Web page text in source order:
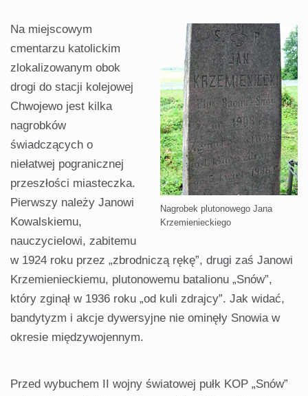
Nagrobek plutonowego Jana
Krzemienieckiego
Na miejscowym
cmentarzu katolickim
zlokalizowanym obok
drogi do stacji kolejowej
Chwojewo jest kilka
nagrobków
świadczących o
niełatwej pogranicznej
przeszłości miasteczka.
Pierwszy należy Janowi
Kowalskiemu,
nauczycielowi, zabitemu
w 1924 roku przez „zbrodniczą rękę”, drugi zaś Janowi
Krzemienieckiemu, plutonowemu batalionu „Snów”,
który zginął w 1936 roku „od kuli zdrajcy”. Jak widać,
bandytyzm i akcje dywersyjne nie ominęły Snowia w
okresie międzywojennym.
Przed wybuchem II wojny światowej pułk KOP „Snów”